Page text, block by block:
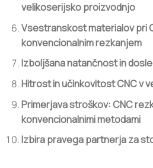
velikoserijsko proizvodnjo
Vsestranskost materialov pri
konvencionalnim rezkanjem
Izboljšana natančnost in
Hitrost in učinkovitost CNC v
Primerjava stroškov: CNC
konvencionalnimi metodami
Izbira pravega partnerja za